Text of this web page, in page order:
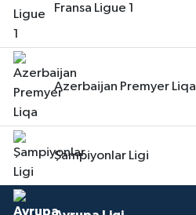
Fransa Ligue 1
Azerbaijan Premyer Liqa
Şampiyonlar Ligi